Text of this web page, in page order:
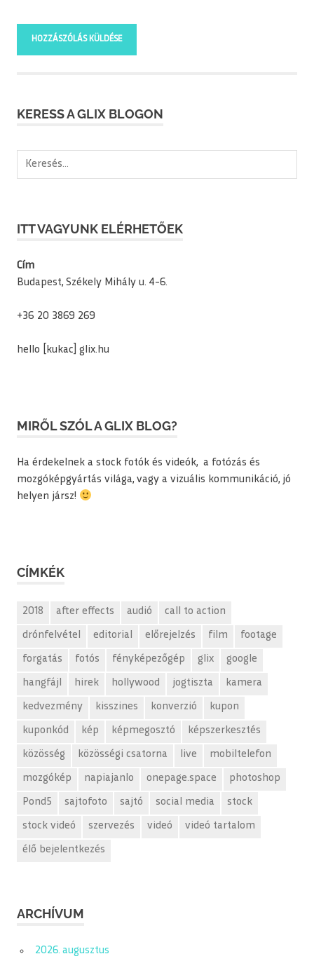
KERESS A GLIX BLOGON
Keresés:
ITT VAGYUNK ELÉRHETŐEK
Cím
Budapest, Székely Mihály u. 4-6.
+36 20 3869 269
hello [kukac] glix.hu
MIRŐL SZÓL A GLIX BLOG?
Ha érdekelnek a stock fotók és videók, a fotózás és
mozgóképgyártás világa, vagy a vizuális kommunikáció, jó
helyen jársz!
CÍMKÉK
2018 after effects audió call to action
drónfelvétel editorial előrejelzés film footage
forgatás fotós fényképezőgép glix google
hangfájl hirek hollywood jogtiszta kamera
kedvezmény kisszines konverzió kupon
kuponkód kép képmegosztó képszerkesztés
közösség közösségi csatorna live mobiltelefon
mozgókép napiajanlo onepage.space photoshop
Pond5 sajtofoto sajtó social media stock
stock videó szervezés videó videó tartalom
élő bejelentkezés
ARCHÍVUM
2026. augusztus